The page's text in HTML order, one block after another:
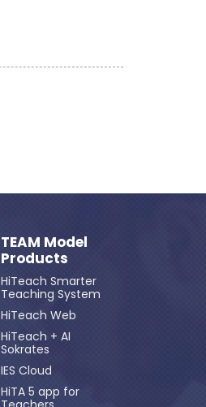
TEAM Model
Products
HiTeach Smarter
Teaching System
HiTeach Web
HiTeach + AI
Sokrates
IES Cloud
HiTA 5 app for